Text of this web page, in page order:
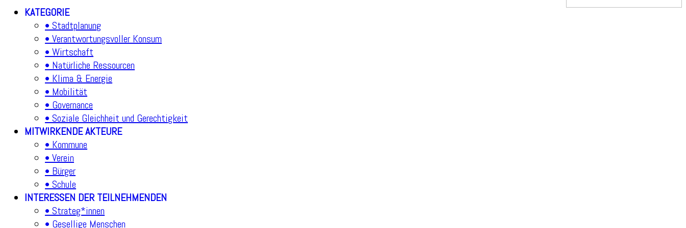
KATEGORIE
• Stadtplanung
• Verantwortungsvoller Konsum
• Wirtschaft
• Natürliche Ressourcen
• Klima & Energie
• Mobilität
• Governance
• Soziale Gleichheit und Gerechtigkeit
MITWIRKENDE AKTEURE
• Kommune
• Verein
• Bürger
• Schule
INTERESSEN DER TEILNEHMENDEN
• Strateg*innen
• Gesellige Menschen